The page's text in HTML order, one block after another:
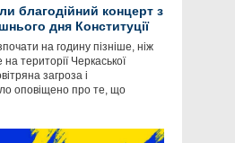
благодійний концерт з
дня Конституції
на годину пізніше, ніж
території Черкаської
загроза і
оповіщено про те, що